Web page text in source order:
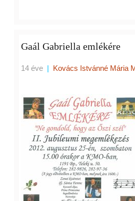
Gaál Gabriella emlékére
14 éve | Kovács Istvánné Mária